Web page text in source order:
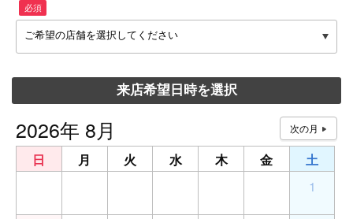
必須
ご希望の店舗を選択してください
来店希望日時を選択
2026年 8月
日 月 火 水 木 金
土
1